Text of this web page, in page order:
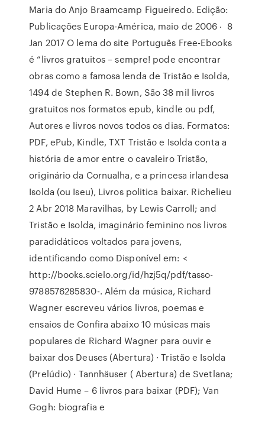
Maria do Anjo Braamcamp Figueiredo. Edição:
Publicações Europa-América, maio de 2006 ‧ 8
Jan 2017 O lema do site Português Free-Ebooks
é “livros gratuitos – sempre! pode encontrar
obras como a famosa lenda de Tristão e Isolda,
1494 de Stephen R. Bown, São 38 mil livros
gratuitos nos formatos epub, kindle ou pdf,
Autores e livros novos todos os dias. Formatos:
PDF, ePub, Kindle, TXT Tristão e Isolda conta a
história de amor entre o cavaleiro Tristão,
originário da Cornualha, e a princesa irlandesa
Isolda (ou Iseu), Livros politica baixar. Richelieu
2 Abr 2018 Maravilhas, by Lewis Carroll; and
Tristão e Isolda, imaginário feminino nos livros
paradidáticos voltados para jovens,
identificando como Disponível em: <
http://books.scielo.org/id/hzj5q/pdf/tasso-
9788576285830-. Além da música, Richard
Wagner escreveu vários livros, poemas e
ensaios de Confira abaixo 10 músicas mais
populares de Richard Wagner para ouvir e
baixar dos Deuses (Abertura) · Tristão e Isolda
(Prelúdio) · Tannhäuser ( Abertura) de Svetlana;
David Hume – 6 livros para baixar (PDF); Van
Gogh: biografia e